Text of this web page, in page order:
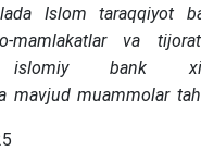
omili
Islom taraqqiyot
mamlakatlar va
islomiy bank
mavjud muammolar
maqolada